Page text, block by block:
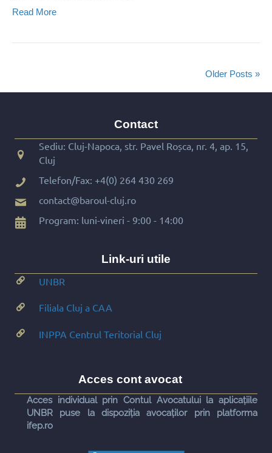
Read More
Older Posts »
Contact
Sediu: Cluj-Napoca, str. Pavel Roșca, nr. 4, ap. 15,
Cluj
Telefon/Fax: +4(0) 264 430 269
contact@baroul-cluj.ro
Program: luni-vineri - 9:00 - 14:00
Link-uri utile
UNBR
Filiala Cluj a CAA
INPPA Centrul Teritorial Cluj
Acces cont avocat
Acces individual prin Contul Avocatului la aplicațiile
UNBR puse la dispoziția avocaților prin platforma
ifep.ro